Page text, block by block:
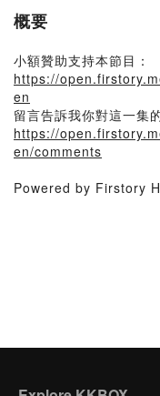
概要
小額贊助支持本節目：
https://
en
留言告訴我你對這一集
https://
en/comments
Powered by Firstory